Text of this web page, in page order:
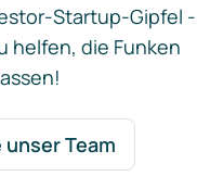
Startup-Gipfel -
helfen, die Funken
Team